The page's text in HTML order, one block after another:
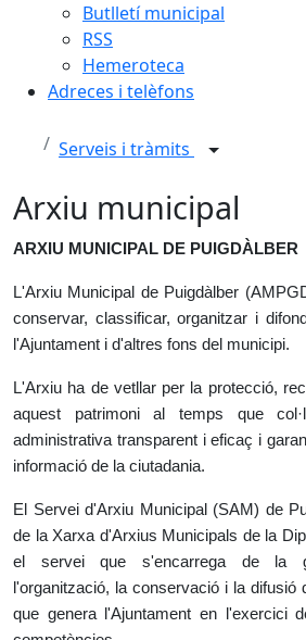
Butlletí municipal
RSS
Hemeroteca
Adreces i telèfons
Serveis i tràmits
Arxiu municipal
ARXIU MUNICIPAL DE PUIGDÀLBER
L'Arxiu Municipal de Puigdàlber
conservar, classificar, organitzar i
l'Ajuntament i d'altres fons del municipi.
L'Arxiu ha de vetllar per la protecció,
aquest patrimoni al temps que
administrativa transparent i eficaç i
informació de la ciutadania.
El Servei d'Arxiu Municipal (SAM) de
de la Xarxa d'Arxius Municipals de la
el servei que s'encarrega de la
l'organització, la conservació i la difusió
que genera l'Ajuntament en l'exercici